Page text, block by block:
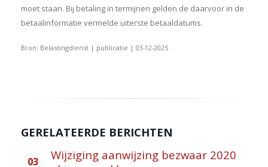
moet staan. Bij betaling in termijnen gelden de daarvoor in de
betaalinformatie vermelde uiterste betaaldatums.
Bron: Belastingdienst | publicatie | 03-12-2025
GERELATEERDE BERICHTEN
03
Wijziging aanwijzing bezwaar 2020